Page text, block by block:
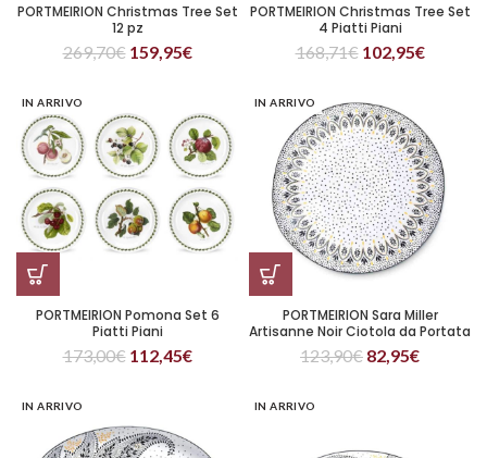
PORTMEIRION Christmas Tree Set
12 pz
269,70€ 159,95€
PORTMEIRION Christmas Tree Set
4 Piatti Piani
168,71€ 102,95€
IN ARRIVO
PORTMEIRION Pomona Set 6
Piatti Piani
173,00€ 112,45€
IN ARRIVO
PORTMEIRION Sara Miller
Artisanne Noir Ciotola da Portata
36 cm
123,90€ 82,95€
IN ARRIVO IN ARRIVO